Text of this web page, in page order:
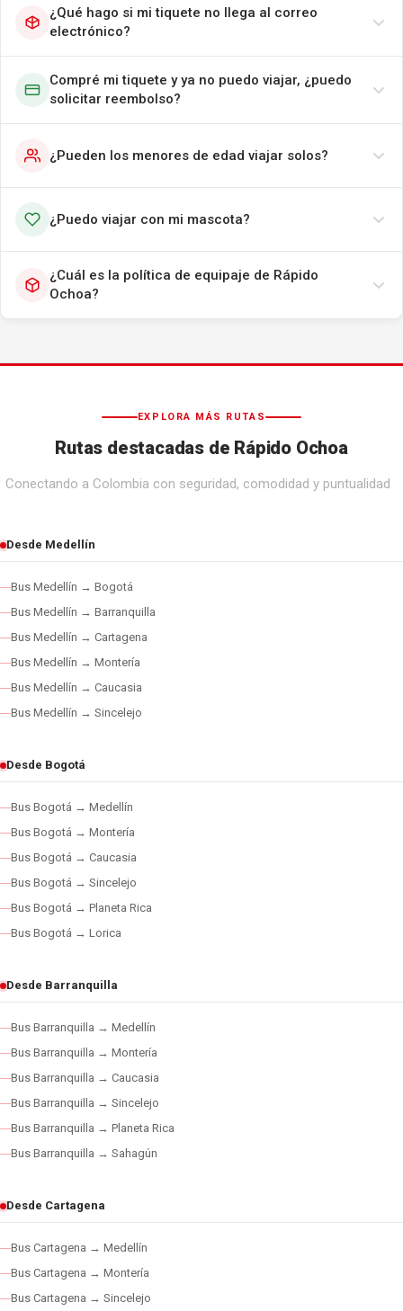
¿Qué hago si mi tiquete no llega al correo
electrónico?
Compré mi tiquete y ya no puedo viajar, ¿puedo
solicitar reembolso?
¿Pueden los menores de edad viajar solos?
¿Puedo viajar con mi mascota?
¿Cuál es la política de equipaje de Rápido
Ochoa?
EXPLORA MÁS RUTAS
Rutas destacadas de Rápido Ochoa
Conectando a Colombia con seguridad, comodidad y puntualidad
Desde Medellín
Bus Medellín → Bogotá
Bus Medellín → Barranquilla
Bus Medellín → Cartagena
Bus Medellín → Montería
Bus Medellín → Caucasia
Bus Medellín → Sincelejo
Desde Bogotá
Bus Bogotá → Medellín
Bus Bogotá → Montería
Bus Bogotá → Caucasia
Bus Bogotá → Sincelejo
Bus Bogotá → Planeta Rica
Bus Bogotá → Lorica
Desde Barranquilla
Bus Barranquilla → Medellín
Bus Barranquilla → Montería
Bus Barranquilla → Caucasia
Bus Barranquilla → Sincelejo
Bus Barranquilla → Planeta Rica
Bus Barranquilla → Sahagún
Desde Cartagena
Bus Cartagena → Medellín
Bus Cartagena → Montería
Bus Cartagena → Sincelejo